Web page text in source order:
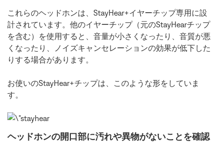
これらのヘッドホンは、StayHear+イヤーチップ専用に設
計されています。他のイヤーチップ（元のStayHearチップ
を含む）を使用すると、音量が小さくなったり、音質が悪
くなったり、ノイズキャンセレーションの効果が低下した
りする場合があります。
お使いのStayHear+チップは、このような形をしていま
す。
ヘッドホンの開口部に汚れや異物がないことを確認